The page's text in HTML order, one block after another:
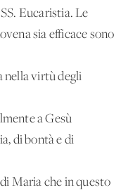
Eucaristia. Le
sia efficace sono
nella virtù degli
a Gesù
di bontà e di
Maria che in questo